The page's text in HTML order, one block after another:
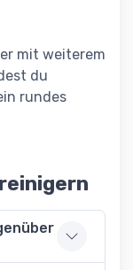
mit weiterem
du
rundes